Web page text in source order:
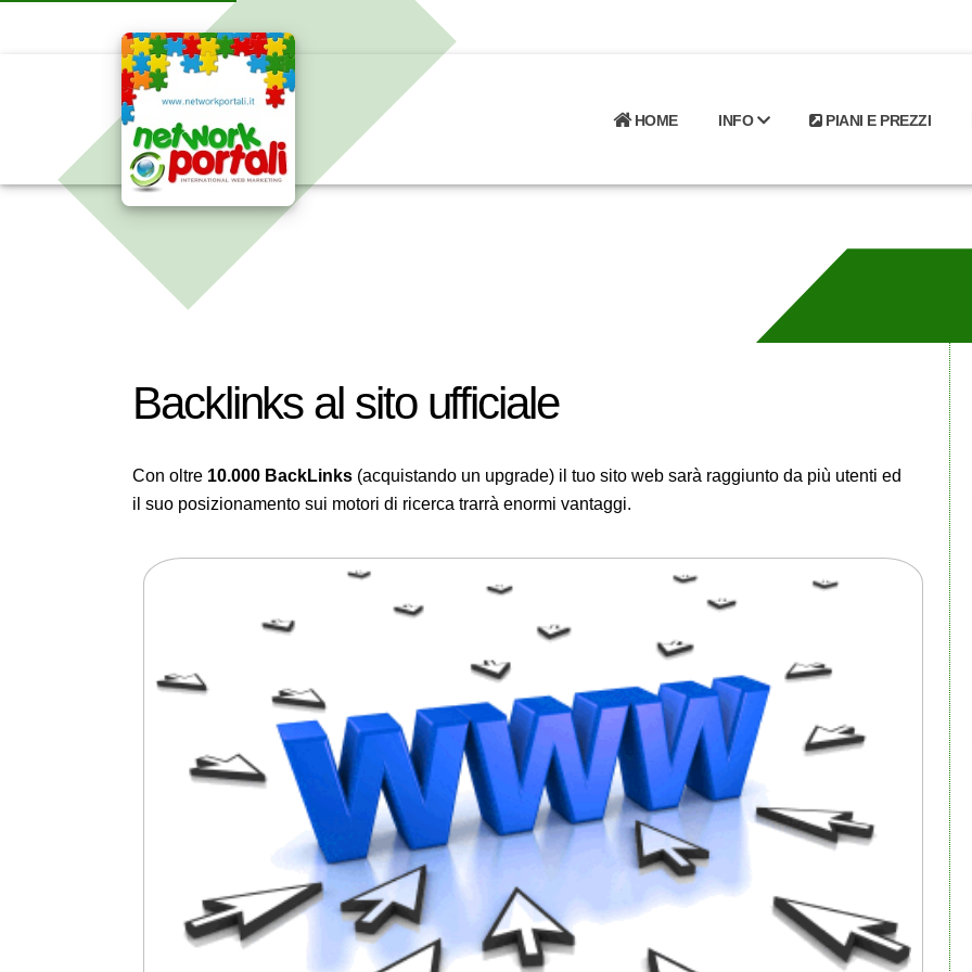
HOME INFO PIANI E PREZZI
Backlinks al sito ufficiale
Con oltre 10.000 BackLinks (acquistando un upgrade) il tuo sito web sarà raggiunto da più utenti ed
il suo posizionamento sui motori di ricerca trarrà enormi vantaggi.